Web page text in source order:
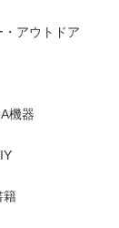
アウトドア
機器
籍